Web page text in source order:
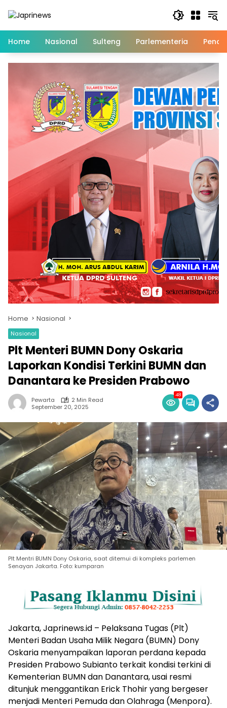
Home
Nasional Sulteng Parlementeria
Home Nasional
Nasional
Plt Menteri BUMN Dony Oskaria
Laporkan Kondisi Terkini BUMN dan
Danantara ke Presiden Prabowo
Pewarta
2 Min Read
September 20, 2025
48
Plt Mentri BUMN Dony Oskaria, saat ditemui di kompleks parlemen
Senayan Jakarta. Foto: kumparan
Jakarta, Japrinews.id – Pelaksana Tugas (Plt)
Menteri Badan Usaha Milik Negara (BUMN) Dony
Oskaria menyampaikan laporan perdana kepada
Presiden Prabowo Subianto terkait kondisi terkini di
Kementerian BUMN dan Danantara, usai resmi
ditunjuk menggantikan Erick Thohir yang bergeser
menjadi Menteri Pemuda dan Olahraga (Menpora).